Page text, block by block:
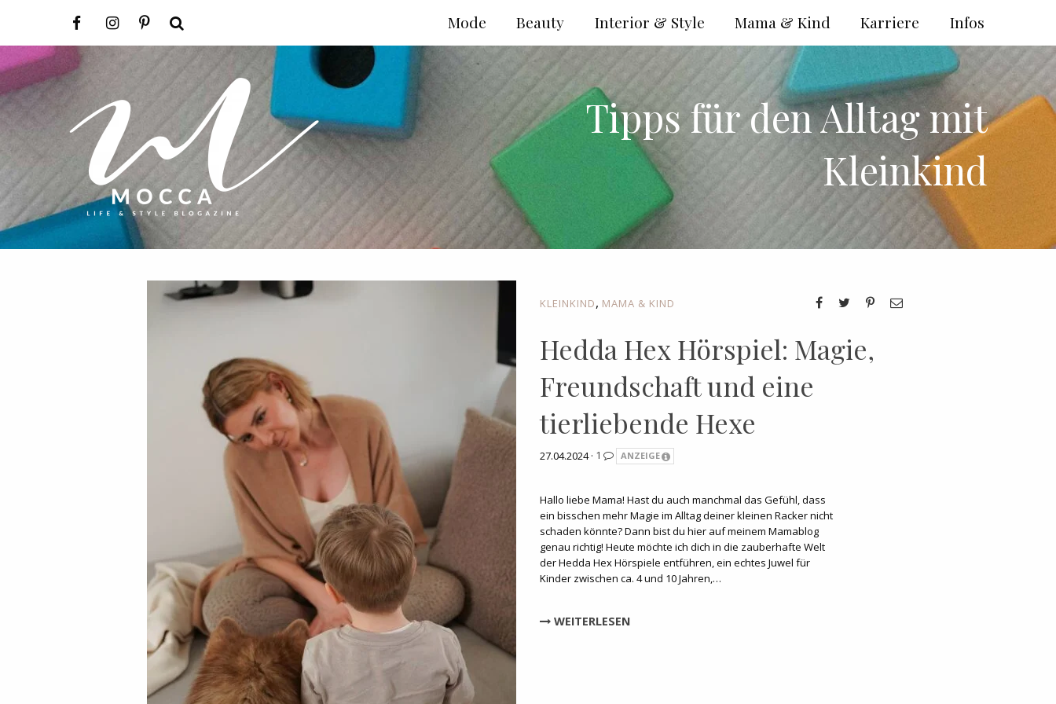
Tipps für den Alltag mit
Kleinkind
KLEINKIND, MAMA & KIND
Hedda Hex Hörspiel: Magie,
Freundschaft und eine
tierliebende Hexe
27.04.2024 · 1 ANZEIGE
Hallo liebe Mama! Hast du auch manchmal das Gefühl, dass
ein bisschen mehr Magie im Alltag deiner kleinen Racker nicht
schaden könnte? Dann bist du hier auf meinem Mamablog
genau richtig! Heute möchte ich dich in die zauberhafte Welt
der Hedda Hex Hörspiele entführen, ein echtes Juwel für
Kinder zwischen ca. 4 und 10 Jahren,…
WEITERLESEN
Infos
Karriere
Mama & Kind
Interior & Style
Beauty
Mode